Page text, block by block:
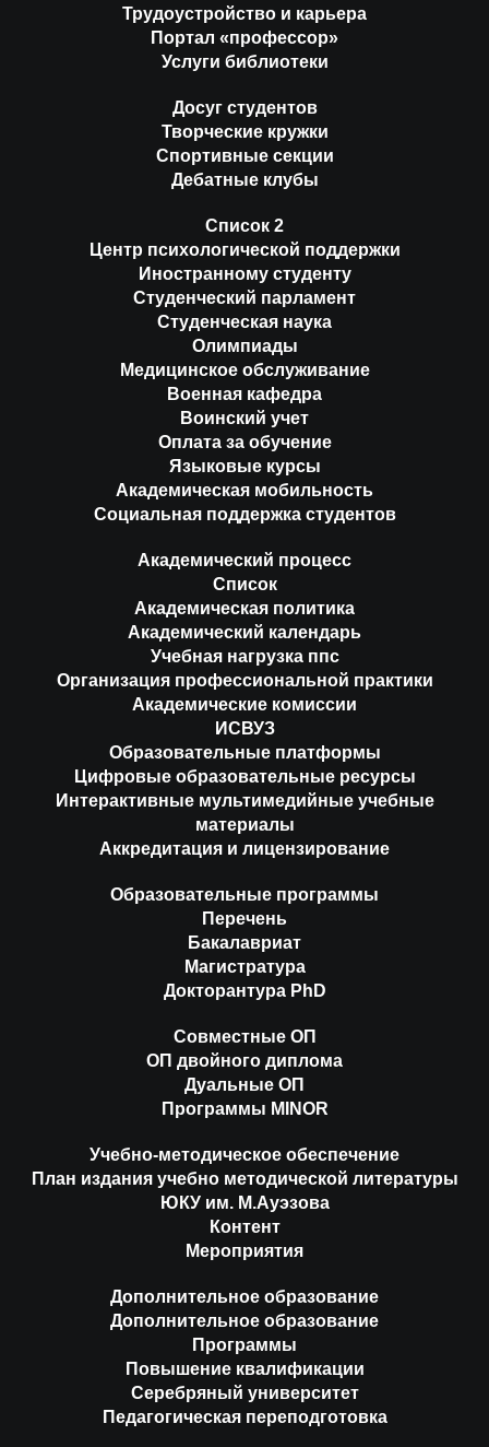
Трудоустройство и карьера
Портал «профессор»
Услуги библиотеки
Досуг студентов
Творческие кружки
Спортивные секции
Дебатные клубы
Список 2
Центр психологической поддержки
Иностранному студенту
Студенческий парламент
Студенческая наука
Олимпиады
Медицинское обслуживание
Военная кафедра
Воинский учет
Оплата за обучение
Языковые курсы
Академическая мобильность
Социальная поддержка студентов
Академический процесс
Список
Академическая политика
Академический календарь
Учебная нагрузка ппс
Организация профессиональной практики
Академические комиссии
ИСВУЗ
Образовательные платформы
Цифровые образовательные ресурсы
Интерактивные мультимедийные учебные
материалы
Аккредитация и лицензирование
Образовательные программы
Перечень
Бакалавриат
Магистратура
Докторантура PhD
Совместные ОП
ОП двойного диплома
Дуальные ОП
Программы MINOR
Учебно-методическое обеспечение
План издания учебно методической литературы
ЮКУ им. М.Ауэзова
Контент
Мероприятия
Дополнительное образование
Дополнительное образование
Программы
Повышение квалификации
Серебряный университет
Педагогическая переподготовка